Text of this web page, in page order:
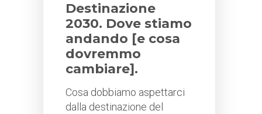
Destinazione
2030. Dove stiamo
andando [e cosa
dovremmo
cambiare].
Cosa dobbiamo aspettarci
dalla destinazione del